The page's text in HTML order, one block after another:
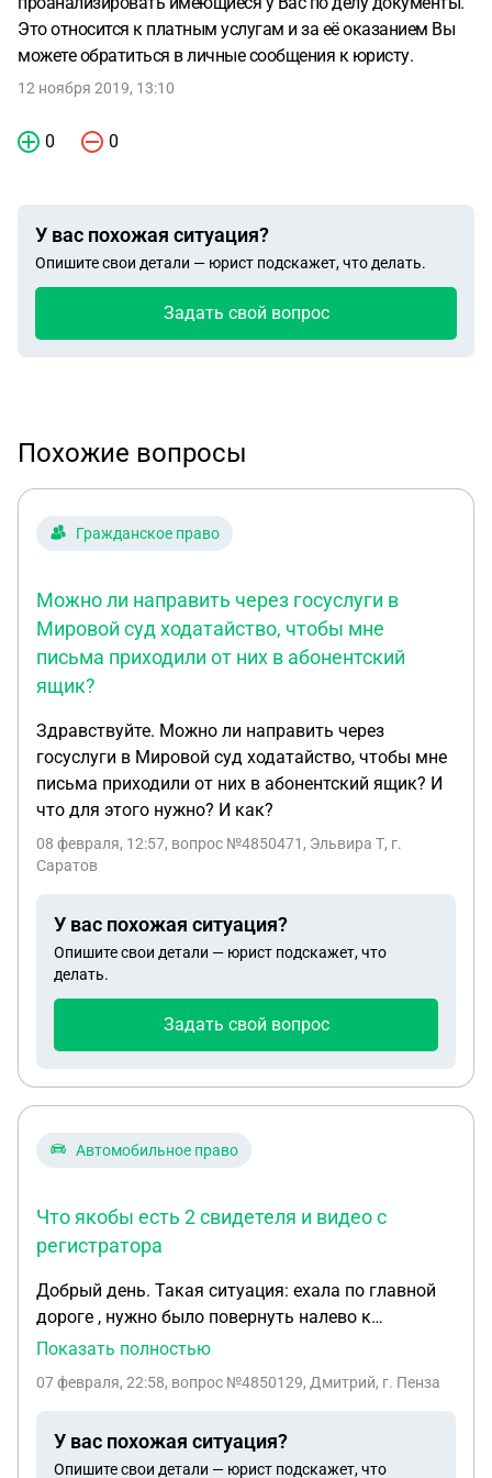
мирового соглашения обязать предоставить
доказательства исполнимости данного соглашения
физическим лицом, а также предоставить
доказательства одобрения заключения мирового
да, в каком виде следует обратиться (ходатайство, отзыв
Это относится к платным услугам и за её оказанием Вы
можете обратиться в личные сообщения к юристу.
12 ноября 2019, 13:10
0 0
У вас похожая ситуация?
Опишите свои детали — юрист подскажет, что делать.
Задать свой вопрос
Похожие вопросы
Гражданское право
Можно ли направить через госуслуги в
Мировой суд ходатайство, чтобы мне
письма приходили от них в абонентский
ящик?
Здравствуйте. Можно ли направить через
госуслуги в Мировой суд ходатайство, чтобы мне
письма приходили от них в абонентский ящик? И
что для этого нужно? И как?
08 февраля, 12:57, вопрос №4850471, Эльвира Т, г.
Саратов
У вас похожая ситуация?
Опишите свои детали — юрист подскажет, что
делать.
Задать свой вопрос
Автомобильное право
Что якобы есть 2 свидетеля и видео с
регистратора
Добрый день. Такая ситуация: ехала по главной
дороге , нужно было повернуть налево к
магазину,. Посмотрела в левое зеркало ,
машина сзади в этот момент. Я заворачиваю, она
столкновение со мной объехал меня,не задев, но
Показать полностью
07 февраля, 22:58, вопрос №4850129, Дмитрий, г. Пенза
У вас похожая ситуация?
Опишите свои детали — юрист подскажет, что